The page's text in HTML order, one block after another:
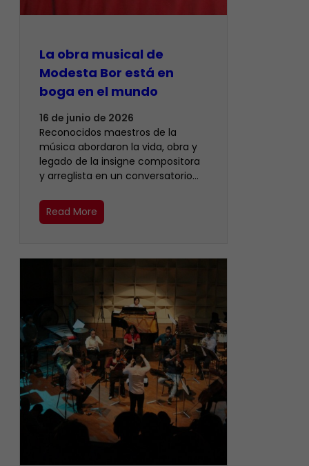
La obra musical de
Modesta Bor está en
boga en el mundo
16 de junio de 2026
Reconocidos maestros de la
música abordaron la vida, obra y
legado de la insigne compositora
y arreglista en un conversatorio…
Read More